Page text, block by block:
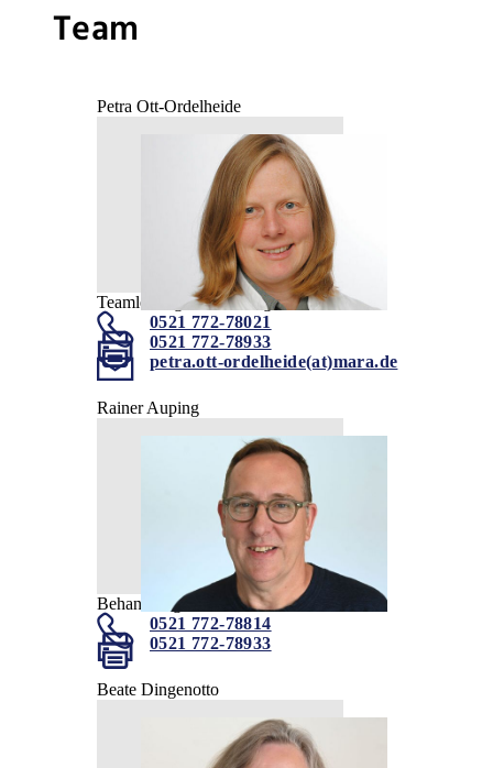
Team
Petra Ott-Ordelheide
Teamleitung Behandlungskoordination
0521 772-78021
0521 772-78933
petra.ott-ordelheide(at)mara.de
Rainer Auping
Behandlungskoordination
0521 772-78814
0521 772-78933
Beate Dingenotto